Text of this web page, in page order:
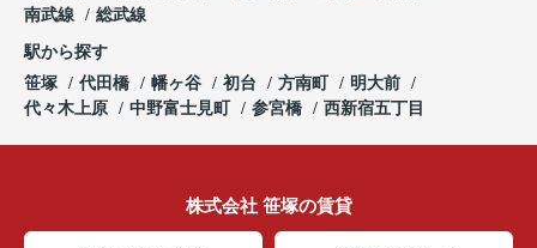
南武線
総武線
駅から探す
笹塚
代田橋 幡ヶ谷 初台 方南町
明大前
代々木上原
中野富士見町 参宮橋 西新宿五丁目
株式会社 笹塚の賃貸